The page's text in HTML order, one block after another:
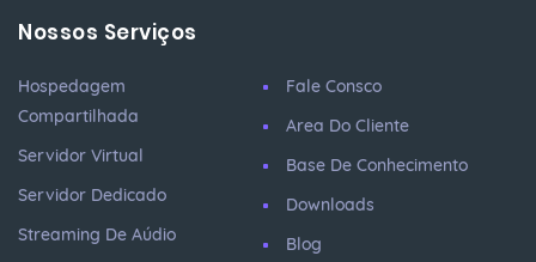
Nossos Serviços
Hospedagem
Compartilhada
Servidor Virtual
Servidor Dedicado
Streaming De Aúdio
Fale Consco
Area Do Cliente
Base De Conhecimento
Downloads
Blog